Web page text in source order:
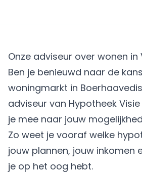
Onze adviseur over wonen in
Ben je benieuwd naar de
woningmarkt in
adviseur van Hypotheek
je mee naar jouw
Zo weet je vooraf welke
jouw plannen, jouw inkomen
je op het oog hebt.